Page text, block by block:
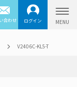
合わせ ログイン
V2406C-KL5-T